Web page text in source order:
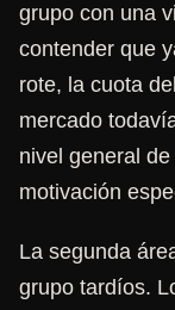
grupo con una
contender que
rote, la cuota
mercado
nivel general
motivación
La segunda
grupo tardíos.